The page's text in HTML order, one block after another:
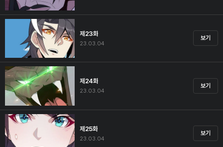
제23화
23.03.04
보기
제24화
23.03.04
보기
제25화
23.03.04
보기